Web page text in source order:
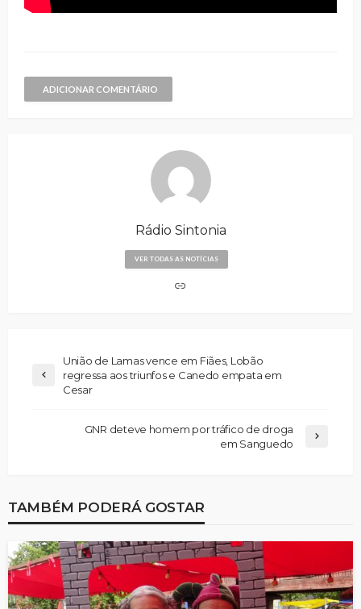
ADICIONAR COMENTÁRIO
Rádio Sintonia
VER TODAS AS NOTÍCIAS
União de Lamas vence em Fiães, Lobão
regressa aos triunfos e Canedo empata em
Cesar
GNR deteve homem por tráfico de droga
em Sanguedo
TAMBÉM PODERÁ GOSTAR